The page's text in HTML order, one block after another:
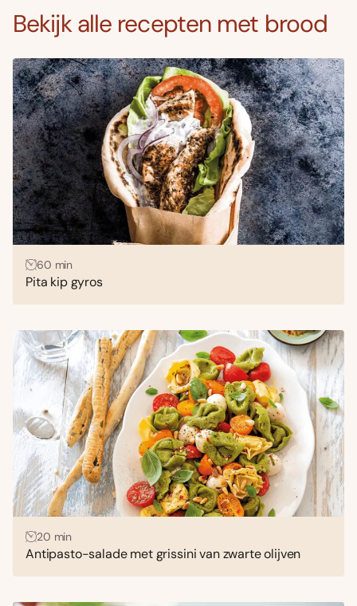
Bekijk alle recepten met brood
60 min
Pita kip gyros
20 min
Antipasto-salade met grissini van zwarte olijven